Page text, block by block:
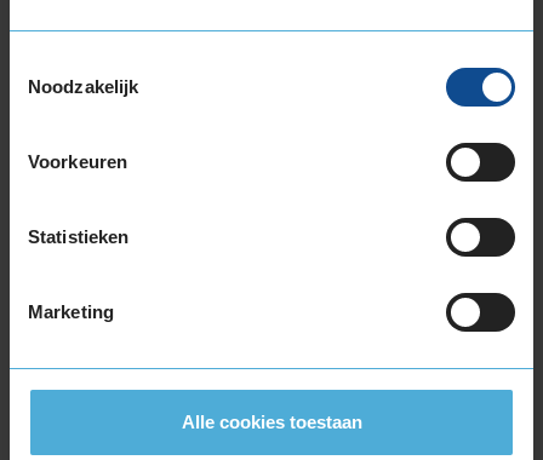
Noodzakelijk
Voorkeuren
Statistieken
Marketing
Alle cookies toestaan
215/45R17 87W
215/50R17 95Y EXTRALOAD
215/55R17 98Y EXTRALOAD
215/65R17 99V